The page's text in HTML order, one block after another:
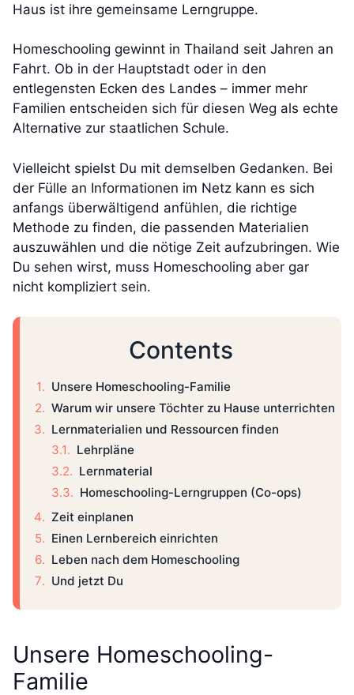
Haus ist ihre gemeinsame Lerngruppe.
Homeschooling gewinnt in Thailand seit Jahren an
Fahrt. Ob in der Hauptstadt oder in den
entlegensten Ecken des Landes – immer mehr
Familien entscheiden sich für diesen Weg als echte
Alternative zur staatlichen Schule.
Vielleicht spielst Du mit demselben Gedanken. Bei
der Fülle an Informationen im Netz kann es sich
anfangs überwältigend anfühlen, die richtige
Methode zu finden, die passenden Materialien
auszuwählen und die nötige Zeit aufzubringen. Wie
Du sehen wirst, muss Homeschooling aber gar
nicht kompliziert sein.
Contents
Unsere Homeschooling-Familie
Warum wir unsere Töchter zu Hause unterrichten
Lernmaterialien und Ressourcen finden
Lehrpläne
Lernmaterial
Homeschooling-Lerngruppen (Co-ops)
Zeit einplanen
Einen Lernbereich einrichten
Leben nach dem Homeschooling
Und jetzt Du
Unsere Homeschooling-
Familie